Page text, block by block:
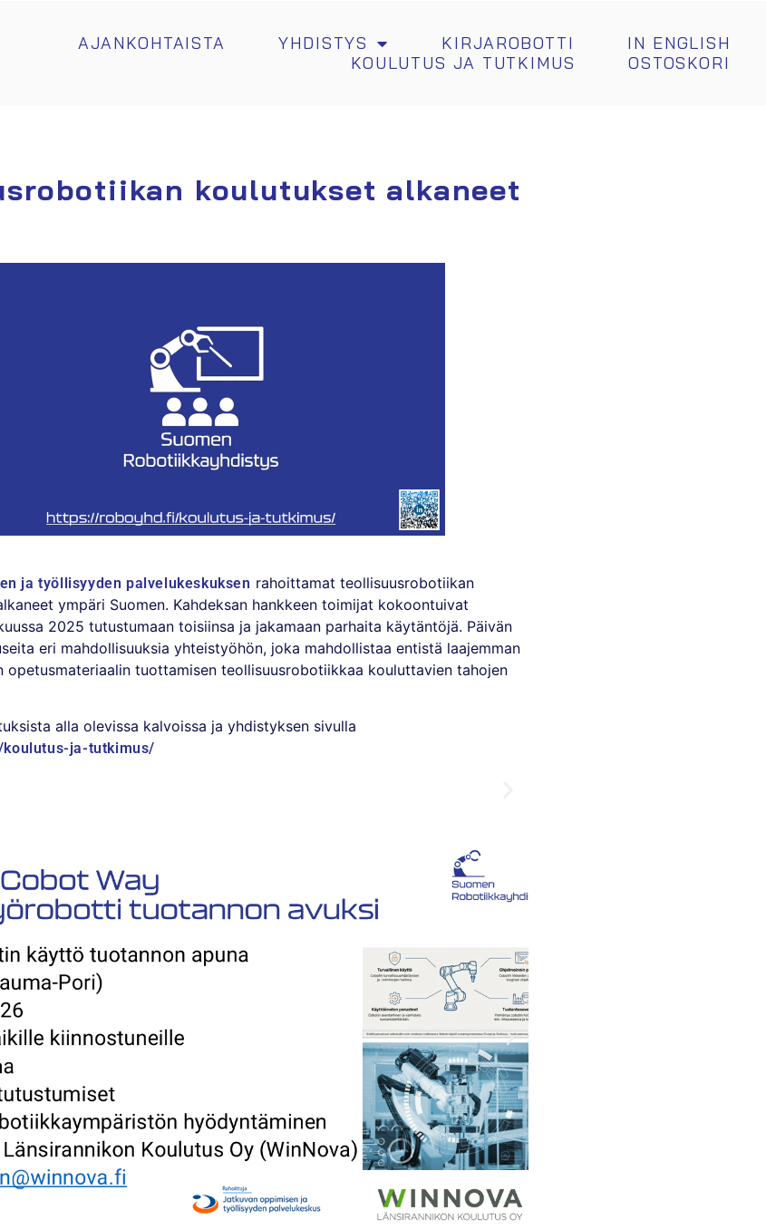
AJANKOHTAISTA YHDISTYS KIRJAROBOTTI
IN ENGLISH
KOULUTUS JA TUTKIMUS
OSTOSKORI
koulutukset alkaneet
ja työllisyyden palvelukeskuksen rahoittamat teollisuusrobotiikan
ympäri Suomen. Kahdeksan hankkeen toimijat kokoontuivat
2025 tutustumaan toisiinsa ja jakamaan parhaita käytäntöjä. Päivän
eri mahdollisuuksia yhteistyöhön, joka mahdollistaa entistä laajemman
opetusmateriaalin tuottamisen teollisuusrobotiikkaa kouluttavien tahojen
alla olevissa kalvoissa ja yhdistyksen sivulla
ja-tutkimus/